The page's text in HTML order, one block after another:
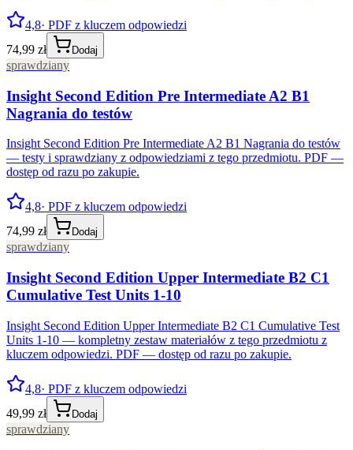
4,8· PDF z kluczem odpowiedzi
74,99 zł
Dodaj
sprawdziany
Insight Second Edition Pre Intermediate A2 B1
Nagrania do testów
Insight Second Edition Pre Intermediate A2 B1 Nagrania do testów
— testy i sprawdziany z odpowiedziami z tego przedmiotu. PDF —
dostęp od razu po zakupie.
4,8· PDF z kluczem odpowiedzi
74,99 zł
Dodaj
sprawdziany
Insight Second Edition Upper Intermediate B2 C1
Cumulative Test Units 1-10
Insight Second Edition Upper Intermediate B2 C1 Cumulative Test
Units 1-10 — kompletny zestaw materiałów z tego przedmiotu z
kluczem odpowiedzi. PDF — dostęp od razu po zakupie.
4,8· PDF z kluczem odpowiedzi
49,99 zł
Dodaj
sprawdziany